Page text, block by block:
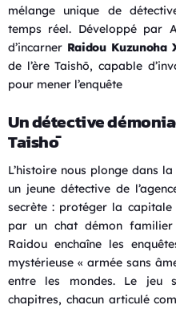
mélange unique de
temps réel. Développé par
d’incarner Raidou Kuzunoha
de l’ère Taishō, capable
pour mener l’enquête
Un détective
Taishō
L’histoire nous plonge dans
un jeune détective de
secrète : protéger la capitale
par un chat démon familier
Raidou enchaîne les
mystérieuse « armée sans
entre les mondes. Le jeu
chapitres, chacun articulé